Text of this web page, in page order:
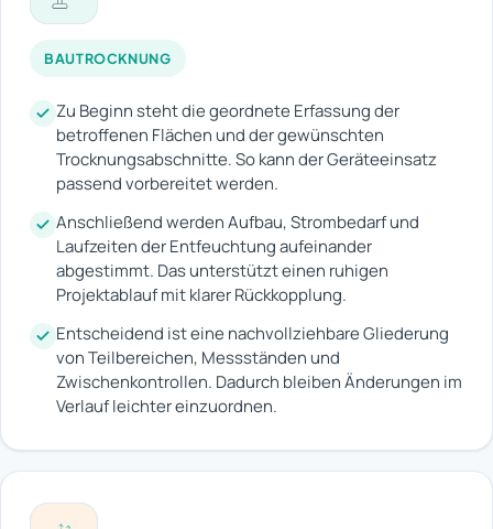
BAUTROCKNUNG
Zu Beginn steht die geordnete Erfassung der
betroffenen Flächen und der gewünschten
Trocknungsabschnitte. So kann der Geräteeinsatz
passend vorbereitet werden.
Anschließend werden Aufbau, Strombedarf und
Laufzeiten der Entfeuchtung aufeinander
abgestimmt. Das unterstützt einen ruhigen
Projektablauf mit klarer Rückkopplung.
Entscheidend ist eine nachvollziehbare Gliederung
von Teilbereichen, Messständen und
Zwischenkontrollen. Dadurch bleiben Änderungen im
Verlauf leichter einzuordnen.